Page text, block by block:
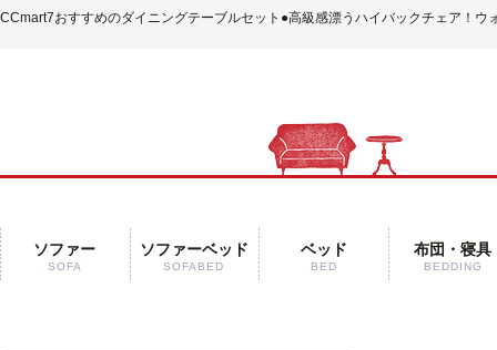
CCmart7おすすめのダイニングテーブルセット ●高級感漂うハイバックチェア！ウ
ソファー
SOFA
ソファーベッド
SOFABED
ベッド
BED
布団・寝具
BEDDING